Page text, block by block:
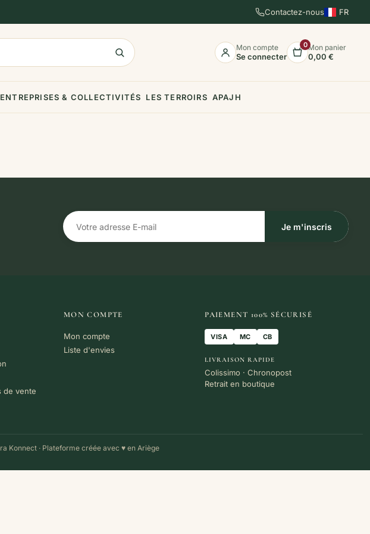
Contactez-nous
FR
EN
Mon compte
Se connecter
0Mon panier
0,00 €
ENTREPRISES & COLLECTIVITÉS LES TERROIRS APAJH
Je m'inscris
de vente
MON COMPTE
Mon compte
Liste d'envies
PAIEMENT 100% SÉCURISÉ
VISA MC CB
LIVRAISON RAPIDE
Colissimo · Chronopost
Retrait en boutique
Konnect· Plateforme créée avec ♥ en Ariège